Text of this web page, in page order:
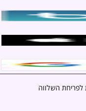
לפריחת השלווה